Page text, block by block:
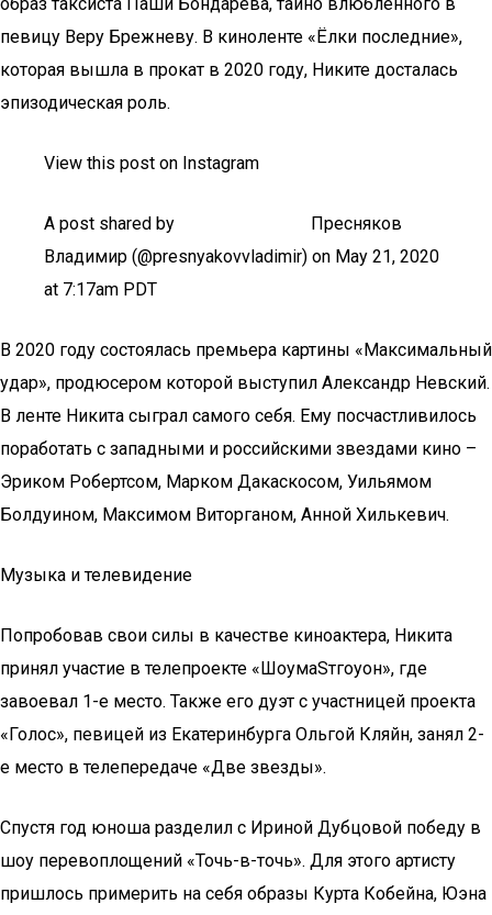
певицу Веру Брежневу. В киноленте «Ёлки последние»,
которая вышла в прокат в 2020 году, Никите досталась
эпизодическая роль.
View this post on Instagram
A post shared by ⠀⠀⠀⠀⠀⠀⠀⠀⠀⠀Пресняков
Владимир (@presnyakovvladimir) on May 21, 2020
at 7:17am PDT
В 2020 году состоялась премьера картины «Максимальный
удар», продюсером которой выступил Александр Невский.
В ленте Никита сыграл самого себя. Ему посчастливилось
поработать с западными и российскими звездами кино –
Эриком Робертсом, Марком Дакаскосом, Уильямом
Болдуином, Максимом Виторганом, Анной Хилькевич.
Музыка и телевидение
Попробовав свои силы в качестве киноактера, Никита
принял участие в телепроекте «ШоумаSтгоуон», где
завоевал 1-е место. Также его дуэт с участницей проекта
«Голос», певицей из Екатеринбурга Ольгой Кляйн, занял 2-
е место в телепередаче «Две звезды».
Спустя год юноша разделил с Ириной Дубцовой победу в
шоу перевоплощений «Точь-в-точь». Для этого артисту
пришлось примерить на себя образы Курта Кобейна, Юэна